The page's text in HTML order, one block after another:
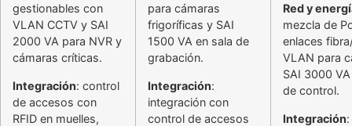
gestionables con
VLAN CCTV y SAI
2000 VA para NVR y
cámaras críticas.
Integración: control
de accesos con
RFID en muelles,
para cámaras
frigoríficas y SAI
1500 VA en sala de
grabación.
Integración:
integración con
control de accesos
Red y
mezcla de
enlaces
VLAN para
SAI 3000
de control.
Integración: